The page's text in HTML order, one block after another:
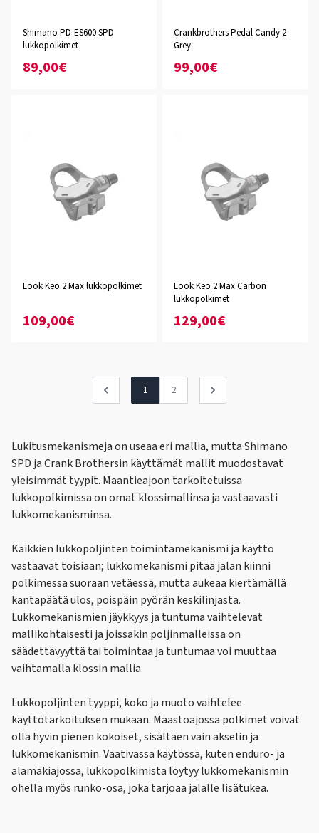
Shimano PD-ES600 SPD
lukkopolkimet
89,00€
Crankbrothers Pedal Candy 2
Grey
99,00€
Look Keo 2 Max lukkopolkimet
109,00€
Look Keo 2 Max Carbon
lukkopolkimet
129,00€
1 2
Lukitusmekanismeja on useaa eri mallia, mutta Shimano
SPD ja Crank Brothersin käyttämät mallit muodostavat
yleisimmät tyypit. Maantieajoon tarkoitetuissa
lukkopolkimissa on omat klossimallinsa ja vastaavasti
lukkomekanisminsa.
Kaikkien lukkopoljinten toimintamekanismi ja käyttö
vastaavat toisiaan; lukkomekanismi pitää jalan kiinni
polkimessa suoraan vetäessä, mutta aukeaa kiertämällä
kantapäätä ulos, poispäin pyörän keskilinjasta.
Lukkomekanismien jäykkyys ja tuntuma vaihtelevat
mallikohtaisesti ja joissakin poljinmalleissa on
säädettävyyttä tai toimintaa ja tuntumaa voi muuttaa
vaihtamalla klossin mallia.
Lukkopoljinten tyyppi, koko ja muoto vaihtelee
käyttötarkoituksen mukaan. Maastoajossa polkimet voivat
olla hyvin pienen kokoiset, sisältäen vain akselin ja
lukkomekanismin. Vaativassa käytössä, kuten enduro- ja
alamäkiajossa, lukkopolkimista löytyy lukkomekanismin
ohella myös runko-osa, joka tarjoaa jalalle lisätukea.